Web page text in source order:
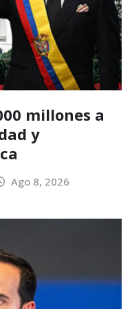
millones a
y
Ago 8, 2026